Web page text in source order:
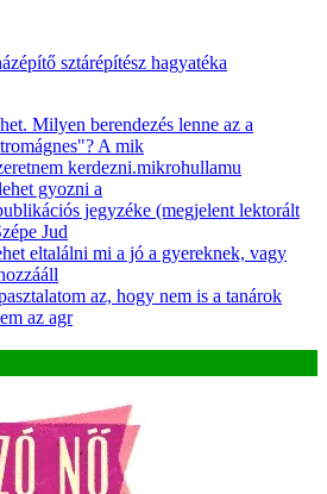
sztárépítész hagyatéka
Milyen berendezés lenne az a
A mik
kerdezni.mikrohullamu
gyozni a
jegyzéke (megjelent lektorált
Jud
eltalálni mi a jó a gyereknek, vagy
az, hogy nem is a tanárok
az agr